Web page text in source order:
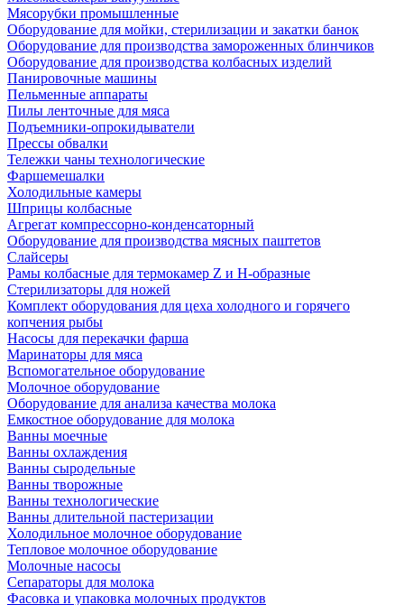
Мясорубки промышленные
Оборудование для мойки, стерилизации и закатки банок
Оборудование для производства замороженных блинчиков
Оборудование для производства колбасных изделий
Панировочные машины
Пельменные аппараты
Пилы ленточные для мяса
Подъемники-опрокидыватели
Прессы обвалки
Тележки чаны технологические
Фаршемешалки
Холодильные камеры
Шприцы колбасные
Агрегат компрессорно-конденсаторный
Оборудование для производства мясных паштетов
Слайсеры
Рамы колбасные для термокамер Z и H-образные
Стерилизаторы для ножей
Комплект оборудования для цеха холодного и горячего
копчения рыбы
Насосы для перекачки фарша
Маринаторы для мяса
Вспомогательное оборудование
Молочное оборудование
Оборудование для анализа качества молока
Емкостное оборудование для молока
Ванны моечные
Ванны охлаждения
Ванны сыродельные
Ванны творожные
Ванны технологические
Ванны длительной пастеризации
Холодильное молочное оборудование
Тепловое молочное оборудование
Молочные насосы
Сепараторы для молока
Фасовка и упаковка молочных продуктов